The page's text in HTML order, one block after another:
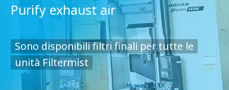
Purify exhaust air
Sono disponibili filtri finali per tutte le
unità Filtermist